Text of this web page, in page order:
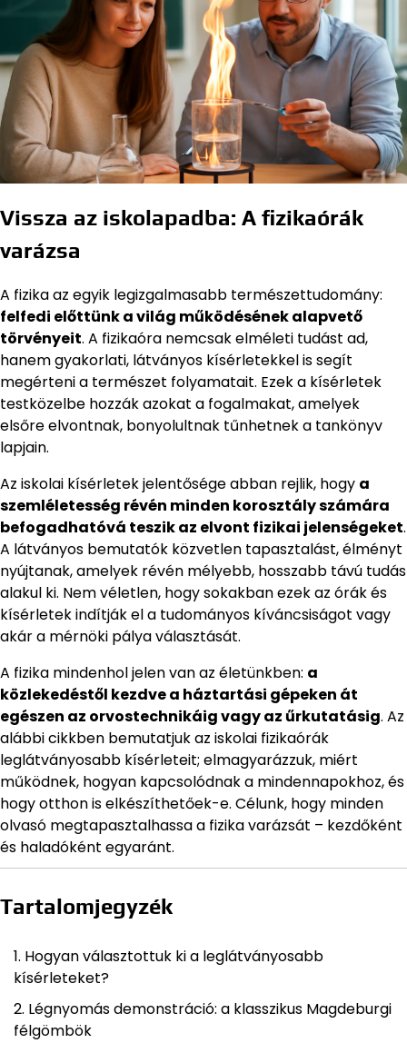
Vissza az iskolapadba: A fizikaórák
varázsa
A fizika az egyik legizgalmasabb természettudomány:
felfedi előttünk a világ működésének alapvető
törvényeit. A fizikaóra nemcsak elméleti tudást ad,
hanem gyakorlati, látványos kísérletekkel is segít
megérteni a természet folyamatait. Ezek a kísérletek
testközelbe hozzák azokat a fogalmakat, amelyek
elsőre elvontnak, bonyolultnak tűnhetnek a tankönyv
lapjain.
Az iskolai kísérletek jelentősége abban rejlik, hogy a
szemléletesség révén minden korosztály számára
befogadhatóvá teszik az elvont fizikai jelenségeket.
A látványos bemutatók közvetlen tapasztalást, élményt
nyújtanak, amelyek révén mélyebb, hosszabb távú tudás
alakul ki. Nem véletlen, hogy sokakban ezek az órák és
kísérletek indítják el a tudományos kíváncsiságot vagy
akár a mérnöki pálya választását.
A fizika mindenhol jelen van az életünkben: a
közlekedéstől kezdve a háztartási gépeken át
egészen az orvostechnikáig vagy az űrkutatásig. Az
alábbi cikkben bemutatjuk az iskolai fizikaórák
leglátványosabb kísérleteit; elmagyarázzuk, miért
működnek, hogyan kapcsolódnak a mindennapokhoz, és
hogy otthon is elkészíthetőek-e. Célunk, hogy minden
olvasó megtapasztalhassa a fizika varázsát – kezdőként
és haladóként egyaránt.
Tartalomjegyzék
Hogyan választottuk ki a leglátványosabb
kísérleteket?
Légnyomás demonstráció: a klasszikus Magdeburgi
félgömbök